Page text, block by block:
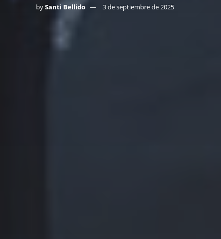
bySanti Bellido 3 de septiembre de 2025